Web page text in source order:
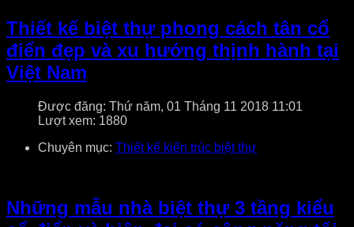
Thiết kế biệt thự phong cách tân cổ
điển đẹp và xu hướng thịnh hành tại
Việt Nam
Được đăng: Thứ năm, 01 Tháng 11 2018 11:01
Lượt xem: 1880
Chuyên mục: Thiết kế kiến trúc biệt thự
Những mẫu nhà biệt thự 3 tầng kiểu